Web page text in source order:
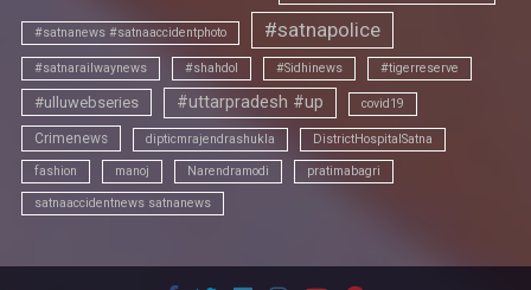
#satnanews #satnaaccidentphoto #satnapolice
#satnarailwaynews #shahdol #Sidhinews #tigerreserve
#ulluwebseries #uttarpradesh #up covid19
Crimenews dipticmrajendrashukla DistrictHospitalSatna
fashion manoj Narendramodi pratimabagri
satnaaccidentnews satnanews